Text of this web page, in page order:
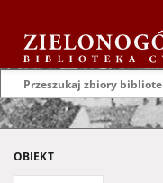
OBIEKT